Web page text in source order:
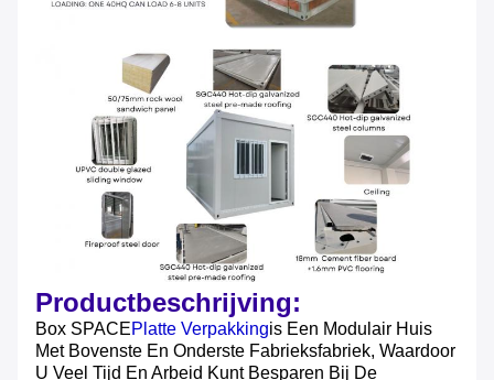
Productbeschrijving:
Box SPACEPlatte VerpakkingIs Een Modulair Huis
Met Bovenste En Onderste Fabrieksfabriek, Waardoor
U Veel Tijd En Arbeid Kunt Besparen Bij De